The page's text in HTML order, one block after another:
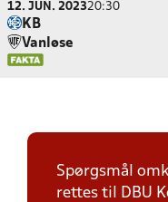
12. JUN. 202320:30
KB
Vanløse
Spørgsmål
rettes til DBU